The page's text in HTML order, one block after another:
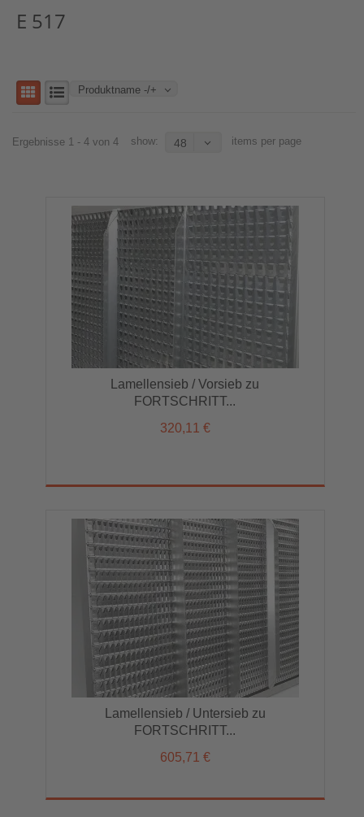
E 517
Produktname -/+
Ergebnisse 1 - 4 von 4 show: 48 items per page
Lamellensieb / Vorsieb zu
FORTSCHRITT...
320,11 €
Lamellensieb / Untersieb zu
FORTSCHRITT...
605,71 €